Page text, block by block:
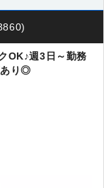
OK♪週3日～勤務
あり◎